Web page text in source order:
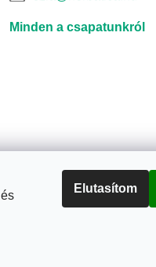
Elutasítom
Minden a csapatunkról